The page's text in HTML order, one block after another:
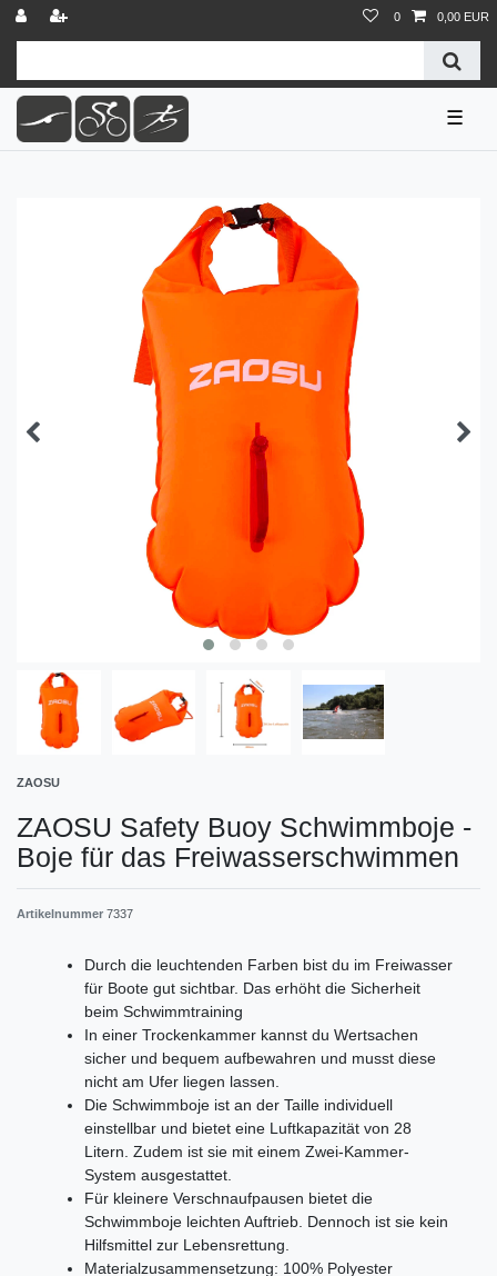
0 0,00 EUR
☰
ZAOSU
ZAOSU Safety Buoy Schwimmboje -
Boje für das Freiwasserschwimmen
Artikelnummer 7337
Durch die leuchtenden Farben bist du im Freiwasser
für Boote gut sichtbar. Das erhöht die Sicherheit
beim Schwimmtraining
In einer Trockenkammer kannst du Wertsachen
sicher und bequem aufbewahren und musst diese
nicht am Ufer liegen lassen.
Die Schwimmboje ist an der Taille individuell
einstellbar und bietet eine Luftkapazität von 28
Litern. Zudem ist sie mit einem Zwei-Kammer-
System ausgestattet.
Für kleinere Verschnaufpausen bietet die
Schwimmboje leichten Auftrieb. Dennoch ist sie kein
Hilfsmittel zur Lebensrettung.
Materialzusammensetzung: 100% Polyester